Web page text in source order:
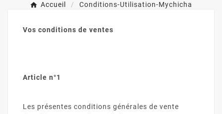
Accueil Conditions-Utilisation-Mychicha
Vos conditions de ventes
Article n°1
Les présentes conditions générales de vente